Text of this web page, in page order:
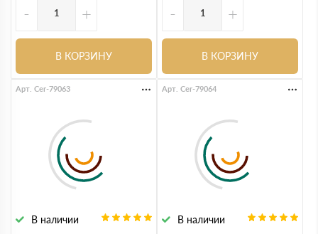
- +
В КОРЗИНУ
- +
В КОРЗИНУ
В наличии
Арт. Cer-79063
В наличии
Арт. Cer-79064